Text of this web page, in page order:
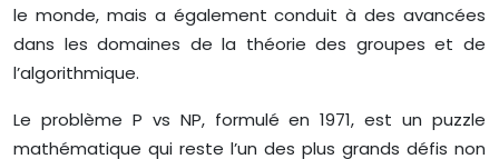
le monde, mais a également conduit à des avancées
dans les domaines de la théorie des groupes et de
l’algorithmique.
Le problème P vs NP, formulé en 1971, est un puzzle
mathématique qui reste l’un des plus grands défis non